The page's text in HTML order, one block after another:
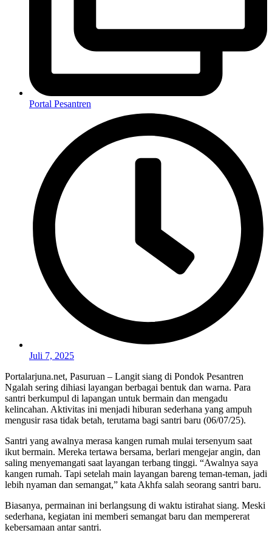
Portal Pesantren
Juli 7, 2025
Portalarjuna.net, Pasuruan – Langit siang di Pondok Pesantren
Ngalah sering dihiasi layangan berbagai bentuk dan warna. Para
santri berkumpul di lapangan untuk bermain dan mengadu
kelincahan. Aktivitas ini menjadi hiburan sederhana yang ampuh
mengusir rasa tidak betah, terutama bagi santri baru (06/07/25).
Santri yang awalnya merasa kangen rumah mulai tersenyum saat
ikut bermain. Mereka tertawa bersama, berlari mengejar angin, dan
saling menyemangati saat layangan terbang tinggi. “Awalnya saya
kangen rumah. Tapi setelah main layangan bareng teman-teman, jadi
lebih nyaman dan semangat,” kata Akhfa salah seorang santri baru.
Biasanya, permainan ini berlangsung di waktu istirahat siang. Meski
sederhana, kegiatan ini memberi semangat baru dan mempererat
kebersamaan antar santri.